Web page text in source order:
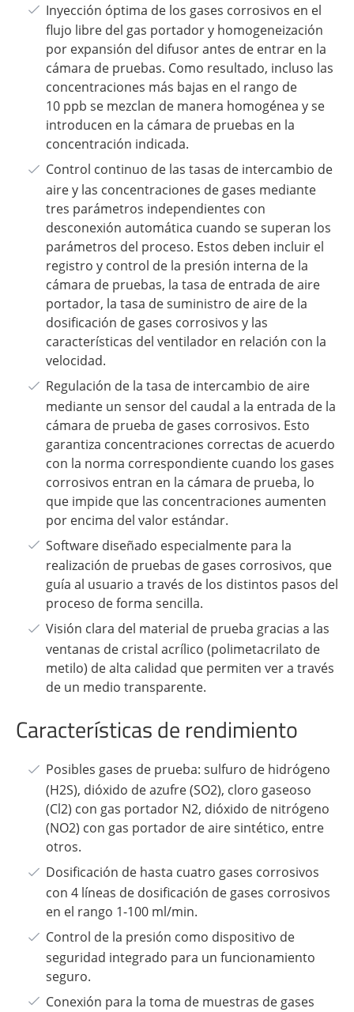
Inyección óptima de los gases corrosivos en el
flujo libre del gas portador y homogeneización
por expansión del difusor antes de entrar en la
cámara de pruebas. Como resultado, incluso las
concentraciones más bajas en el rango de
10 ppb se mezclan de manera homogénea y se
introducen en la cámara de pruebas en la
concentración indicada.
Control continuo de las tasas de intercambio de
aire y las concentraciones de gases mediante
tres parámetros independientes con
desconexión automática cuando se superan los
parámetros del proceso. Estos deben incluir el
registro y control de la presión interna de la
cámara de pruebas, la tasa de entrada de aire
portador, la tasa de suministro de aire de la
dosificación de gases corrosivos y las
características del ventilador en relación con la
velocidad.
Regulación de la tasa de intercambio de aire
mediante un sensor del caudal a la entrada de la
cámara de prueba de gases corrosivos. Esto
garantiza concentraciones correctas de acuerdo
con la norma correspondiente cuando los gases
corrosivos entran en la cámara de prueba, lo
que impide que las concentraciones aumenten
por encima del valor estándar.
Software diseñado especialmente para la
realización de pruebas de gases corrosivos, que
guía al usuario a través de los distintos pasos del
proceso de forma sencilla.
Visión clara del material de prueba gracias a las
ventanas de cristal acrílico (polimetacrilato de
metilo) de alta calidad que permiten ver a través
de un medio transparente.
Características de rendimiento
Posibles gases de prueba: sulfuro de hidrógeno
(H2S), dióxido de azufre (SO2), cloro gaseoso
(Cl2) con gas portador N2, dióxido de nitrógeno
(NO2) con gas portador de aire sintético, entre
otros.
Dosificación de hasta cuatro gases corrosivos
con 4 líneas de dosificación de gases corrosivos
en el rango 1-100 ml/min.
Control de la presión como dispositivo de
seguridad integrado para un funcionamiento
seguro.
Conexión para la toma de muestras de gases